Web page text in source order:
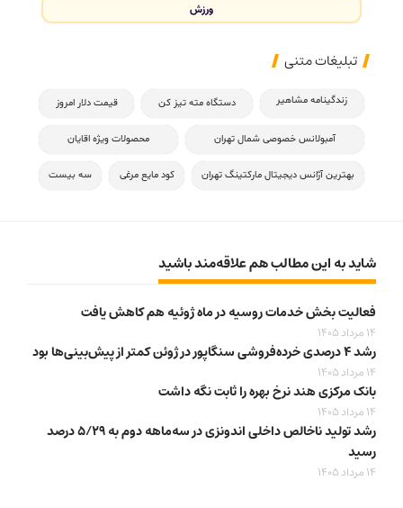
ورزش
تبلیغات متنی
زندگینامه مشاهیر دستگاه مته تیز کن قیمت دلار امروز
آمبولانس خصوصی شمال تهران محصولات ویژه اقایان
بهترین آژانس دیجیتال مارکتینگ تهران کود مایع مرغی سه بیست
شاید به این مطالب هم علاقه‌مند باشید
فعالیت بخش خدمات روسیه در ماه ژوئیه هم کاهش یافت
14 مرداد 1405
رشد ۴ درصدی خرده‌فروشی سنگاپور در ژوئن کمتر از پیش‌بینی‌ها بود
14 مرداد 1405
بانک مرکزی هند نرخ بهره را ثابت نگه داشت
14 مرداد 1405
رشد تولید ناخالص داخلی اندونزی در سه‌ماهه دوم به ۵/۲۹ درصد
رسید
14 مرداد 1405